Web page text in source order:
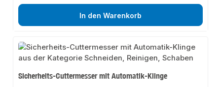
In den Warenkorb
Sicherheits-Cuttermesser mit Automatik-Klinge